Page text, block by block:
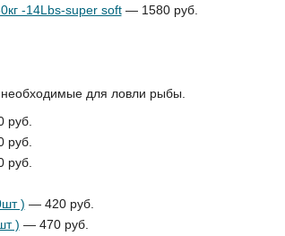
-14Lbs-super soft— 1580 руб.
для ловли рыбы.
руб.
руб.
руб.
) — 420 руб.
) — 470 руб.